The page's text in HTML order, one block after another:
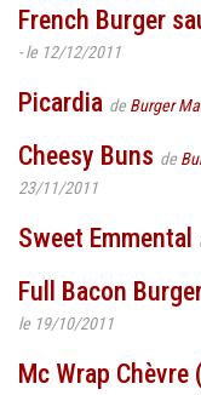
French Burger
- le 12/12/2011
Picardia de Burger
Cheesy Buns de
23/11/2011
Sweet Emmental
Full Bacon
le 19/10/2011
Mc Wrap Chèvre